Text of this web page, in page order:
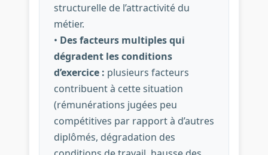
structurelle de l’attractivité du
métier.
• Des facteurs multiples qui
dégradent les conditions
d’exercice : plusieurs facteurs
contribuent à cette situation
(rémunérations jugées peu
compétitives par rapport à d’autres
diplômés, dégradation des